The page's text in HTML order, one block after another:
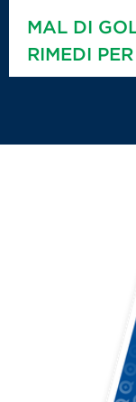
MAL DI
RIMEDI